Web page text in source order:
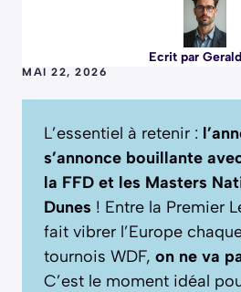
Ecrit par Gerald
MAI 22, 2026
L’essentiel à retenir :
s’annonce bouillante
la FFD et les Masters
Dunes ! Entre la Premier
fait vibrer l’Europe
tournois WDF, on ne va
C’est le moment idéal